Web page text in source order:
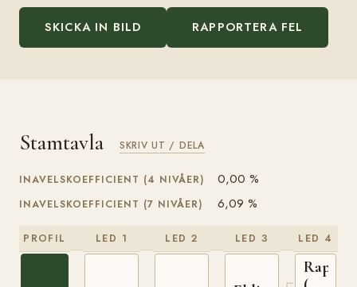
SKICKA IN BILD RAPPORTERA FEL
Stamtavla SKRIV UT / DELA
INAVELSKOEFFICIENT (4 NIVÅER) 0,00 %
INAVELSKOEFFICIENT (7 NIVÅER) 6,09 %
PROFIL LED 1 LED 2 LED 3 LED 4